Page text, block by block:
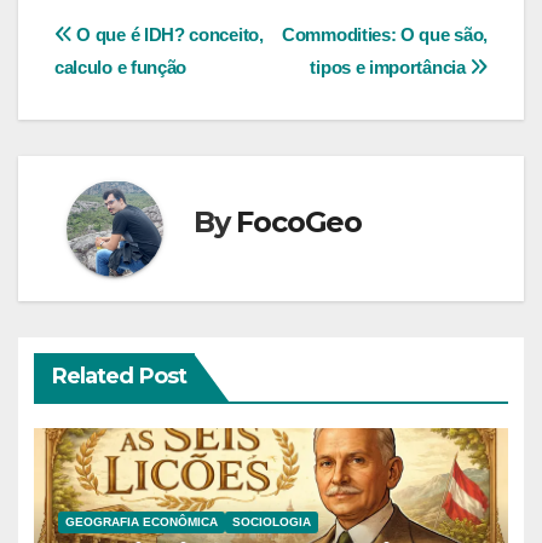
Navegação
Commodities: O que são,
tipos e importância
O que é IDH? conceito,
calculo e função
ByFocoGeo
Related Post
GEOGRAFIA ECONÔMICA SOCIOLOGIA